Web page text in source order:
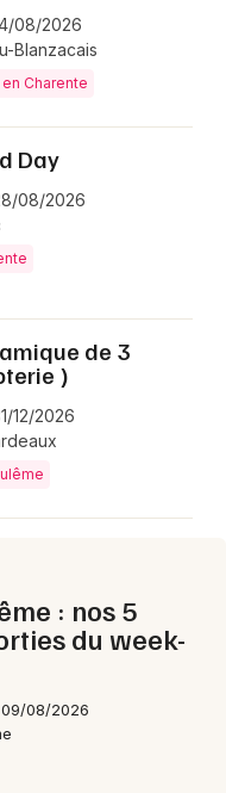
08/2026
Blanzacais
Charente
Day
08/2026
de 3
)
12/2026
: nos 5
du week-
08/2026